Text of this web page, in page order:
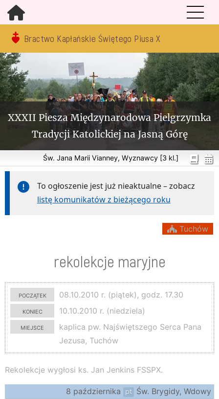
Bractwo Kapłańskie Świętego Piusa X
XXXII Piesza Międzynarodowa Pielgrzymka
Tradycji Katolickiej na Jasną Górę
Św. Jana Marii Vianney, Wyznawcy [3 kl.]
To ogłoszenie jest już nieaktualne – zobacz
listę komunikatów z bieżącego roku
Tuchów
rekolekcje maryjne
początek
08.10.2010 r. (piątek), godz. 17.30
koniec
10.10.2010 r. (niedziela)
miejsce
kaplica pw. Najświętszego Serca Pana
Jezusa, Tuchów
Rekolekcje wygłosi ks. Jan Jenkins FSSPX.
8 października pt Św. Brygidy, Wdowy